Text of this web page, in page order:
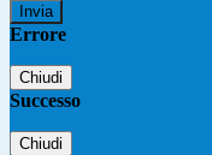
Errore
Chiudi
Successo
Chiudi